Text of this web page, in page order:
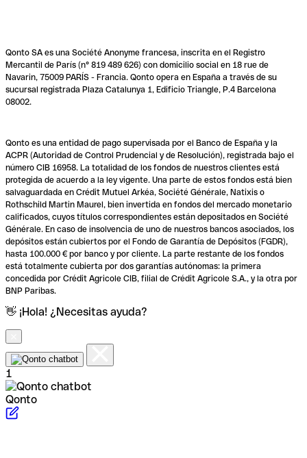
Qonto SA es una Société Anonyme francesa, inscrita en el Registro
Mercantil de París (n° 819 489 626) con domicilio social en 18 rue de
Navarin, 75009 PARÍS - Francia. Qonto opera en España a través de su
sucursal registrada Plaza Catalunya 1, Edificio Triangle, P.4 Barcelona
08002.
Qonto es una entidad de pago supervisada por el Banco de España y la
ACPR (Autoridad de Control Prudencial y de Resolución), registrada bajo el
número CIB 16958. La totalidad de los fondos de nuestros clientes está
protegida de acuerdo a la ley vigente. Una parte de estos fondos está bien
salvaguardada en Crédit Mutuel Arkéa, Société Générale, Natixis o
Rothschild Martin Maurel, bien invertida en fondos del mercado monetario
calificados, cuyos títulos correspondientes están depositados en Société
Générale. En caso de insolvencia de uno de nuestros bancos asociados, los
depósitos están cubiertos por el Fondo de Garantía de Depósitos (FGDR),
hasta 100.000 € por banco y por cliente. La parte restante de los fondos
está totalmente cubierta por dos garantías autónomas: la primera
concedida por Crédit Agricole CIB, filial de Crédit Agricole S.A., y la otra por
BNP Paribas.
👋 ¡Hola! ¿Necesitas ayuda?
1
Qonto